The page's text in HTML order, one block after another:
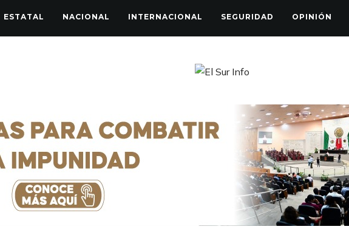
ESTATAL NACIONAL INTERNACIONAL SEGURIDAD OPINIÓN